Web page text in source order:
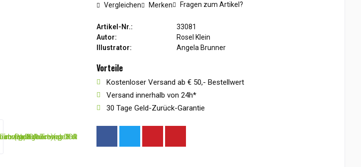
Vergleichen Merken Fragen zum Artikel?
Artikel-Nr.:
33081
Autor:
Rosel Klein
Illustrator:
Angela Brunner
Vorteile
Kostenloser Versand ab € 50,- Bestellwert
Versand innerhalb von 24h*
30 Tage Geld-Zurück-Garantie